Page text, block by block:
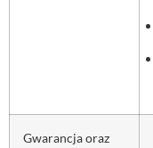
Gwarancja oraz